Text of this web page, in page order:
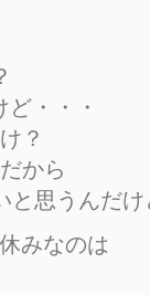
・・・
？
から
と思うんだ
みなのは